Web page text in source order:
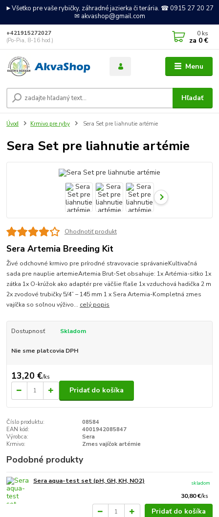
►Všetko pre vaše rybičky, záhradné jazierka či terária. ☎ 0915 27 20 27
✉ akvashop@gmail.com
Menu
Hľadať
+421915272027
(Po-Pia, 8-16 hod.)
0 ks
za 0 €
Úvod Krmivo pre ryby Sera Set pre liahnutie artémie
Sera Set pre liahnutie artémie
Ohodnotiť produkt
Sera Artemia Breeding Kit
Živé odchovné krmivo pre prírodné stravovacie správanieKultivačná
sada pre nauplie artemieArtemia Brut-Set obsahuje: 1x Artémia-sitko 1x
zátka 1x O-krúžok ako adaptér pre väčšie fľaše 1x vzduchová hadička 2 m
2x zvodové trubičky 5/4” – 145 mm 1 x Sera Artemia-Kompletná zmes
vajíčka so soľnou výživo... celý popis
Dostupnosť Skladom
Nie sme platcovia DPH
13,20 €/ks
Pridať do košíka
Číslo produktu:
08584
EAN kód:
4001942085847
Výrobca:
Sera
Krmivo:
Zmes vajíčok artémie
Podobné produkty
Sera aqua-test set (pH, GH, KH, NO2)
30,80 €/ks
skladom
Pridať do košíka